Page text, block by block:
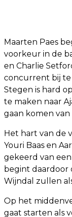
Maarten Paes
voorkeur in de
en Charlie
concurrent bij
Stegen is hard
te maken naar
gaan komen van
Het hart van de
Youri Baas en
gekeerd van
begint daardoor
Wijndal zullen
Op het
gaat starten als